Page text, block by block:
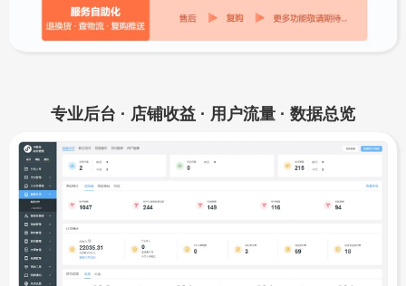
专业后台 · 店铺收益 · 用户流量 · 数据总览